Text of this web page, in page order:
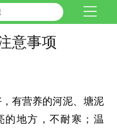
意事项
有营养的河泥、塘泥
的地方，不耐寒；温